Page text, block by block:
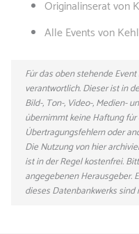
Originalinserat von
Alle Events von
Für das oben stehende
verantwortlich. Dieser ist in
Bild-, Ton-, Video-, Medien-
übernimmt keine Haftung
Übertragungsfehlern oder
Die Nutzung von hier
ist in der Regel kostenfrei.
angegebenen Herausgeber.
dieses Datenbankwerks